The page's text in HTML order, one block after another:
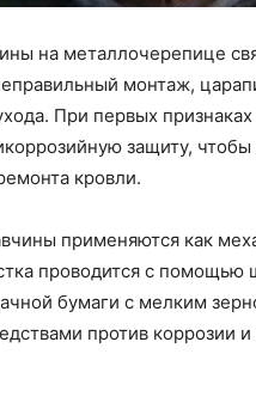
на металлочерепице
монтаж,
При первых
защиту,
кровли.
применяются как
проводится с
бумаги с мелким
против коррозии